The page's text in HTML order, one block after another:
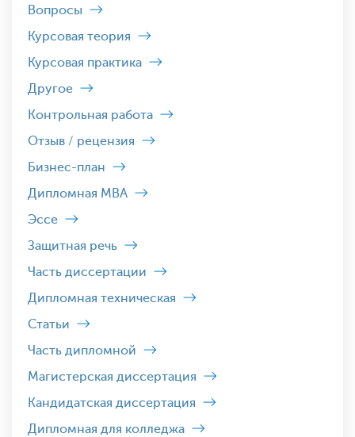
Вопросы
Курсовая теория
Курсовая практика
Другое
Контрольная работа
Отзыв / рецензия
Бизнес-план
Дипломная MBA
Эссе
Защитная речь
Часть диссертации
Дипломная техническая
Статьи
Часть дипломной
Магистерская диссертация
Кандидатская диссертация
Дипломная для колледжа